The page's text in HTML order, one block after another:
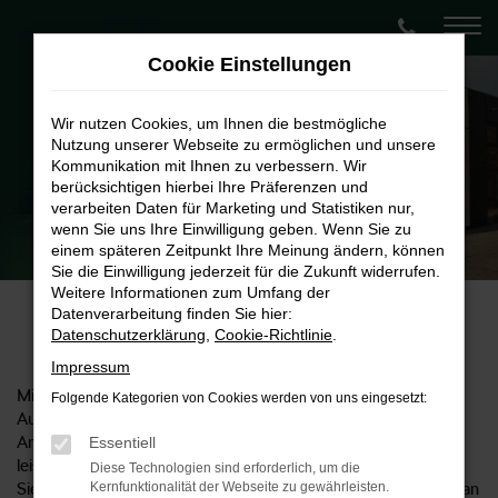
Zum
Škoda Autohaus Liebe
Standort Škoda Halle
Škodaliebe in Halle
Mit den Begriffen Škoda Autohaus Halle kann nur das
Autohaus Liebe gemeint sein. Wir sind gleichermaßen
Anbieter für neue Fahrzeuge wie eine große und
leistungsstarke Škoda Werkstatt und Škoda Service in Halle.
Sie finden uns seit unserer Eröffnung Mitte des Jahres 2017 an
Cookie Einstellungen
Wir nutzen Cookies, um Ihnen die bestmögliche
Nutzung unserer Webseite zu ermöglichen und unsere
Kommunikation mit Ihnen zu verbessern. Wir
berücksichtigen hierbei Ihre Präferenzen und
verarbeiten Daten für Marketing und Statistiken nur,
wenn Sie uns Ihre Einwilligung geben. Wenn Sie zu
einem späteren Zeitpunkt Ihre Meinung ändern, können
Sie die Einwilligung jederzeit für die Zukunft widerrufen.
Weitere Informationen zum Umfang der
Datenverarbeitung finden Sie hier:
Datenschutzerklärung Cookie-Richtlinie
Impressum
Folgende Kategorien von Cookies werden von uns eingesetzt:
Essentiell
Diese Technologien sind erforderlich, um die
Kernfunktionalität der Webseite zu gewährleisten.